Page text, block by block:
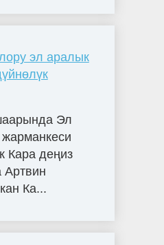
эл аралык
Эл
Кара деңиз
Артвин
Ка...